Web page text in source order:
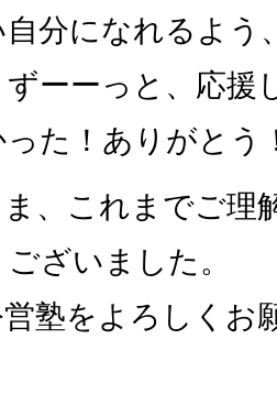
分になれるよう
ーーっと、応援
た！ありがとう
、これまでご理
ざいました。
塾をよろしくお